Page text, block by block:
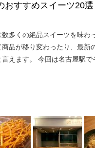
おすすめスイーツ20
多くの絶品スイーツを味わ
品が移り変わったり、最新
言えます。 今回は名古屋駅